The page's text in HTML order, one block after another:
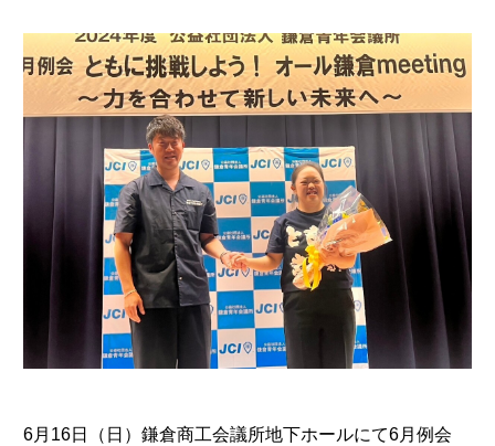
6月16日（日）鎌倉商工会議所地下ホールにて6月例会